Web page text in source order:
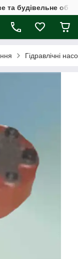
та будівельне
Гідравлічні